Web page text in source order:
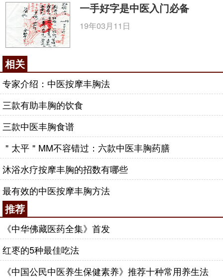
一手好字是中医入门必备
19年03月11日
相关
专家介绍：中医按摩丰胸法
三款有助丰胸的饮食
三款中医丰胸食谱
＂太平＂MM不容错过：六款中医丰胸药膳
沐浴水疗按摩丰胸的招数有哪些
最有效的中医按摩丰胸方法
推荐
《中华佛藏医药全集》首发
红枣的5种最佳吃法
《中国公民中医养生保健素养》推荐十种常用养生法